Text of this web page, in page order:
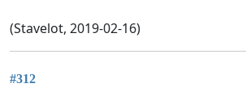
(Stavelot, 2019-02-16)
#312